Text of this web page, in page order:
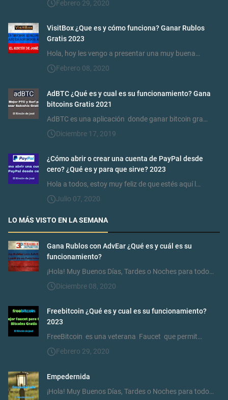
Febrero 29, 2020
VisitBox ¿Que es y cómo funciona? Ganar Rublos
Gratis 2023
Hola, hoy les vengo a presentar una muy buena…
Febrero 08, 2020
AdBTC ¿Qué es y cual es su funcionamiento? Gana
bitcoins Gratis 2021
AdBTC es una aplicación donde ganar bitcoin gra…
Diciembre 17, 2019
¿Cómo abrir o crear una cuenta de PayPal desde
cero? ¿Qué es y para que sirve? 2023
Hola a todos, estoy muy feliz de que estés aquí l…
Julio 07, 2020
LO MÁS VISTO EN LA SEMANA
Gana Rublos con AdvEar ¿Qué es y cuál es su
funcionamiento?
¡Hola! Muy Buenos Días, Tardes o Noches para todo…
Diciembre 08, 2020
Freebitcoin ¿Qué es y cual es su funcionamiento?
2023
FreeBitcoin es una veterana Faucet que permit…
Febrero 29, 2020
Empedernida
¡Hola! Muy Buenos Días, Tardes o Noches para todo…